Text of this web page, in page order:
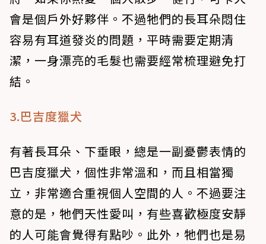
會是個戶外好夥伴。不過牠們的長耳朵悶住
容易有耳道發炎的問題，平時需要定期清
潔，一身漂亮的毛髮也需要經常梳理避免打
結。
3.巴吉度獵犬
有著長耳朵、下垂眼，總是一副憂鬱表情的
巴吉度獵犬，個性非常溫和，而且相當獨
立，非常適合重視個人空間的人。不過要注
意的是，牠們天性愛叫，有些喜歡極度安靜
的人可能會覺得有點吵。此外，牠們也是易